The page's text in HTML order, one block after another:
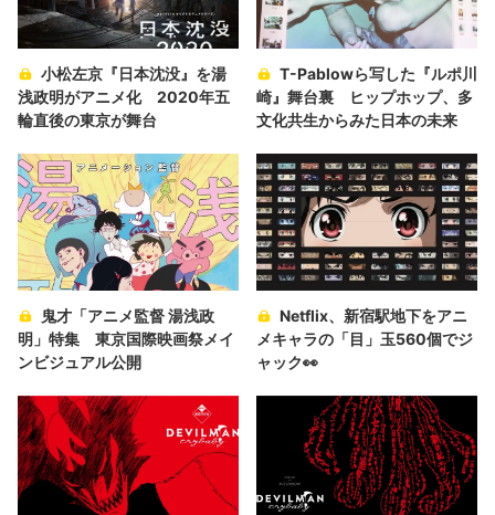
小松左京『日本沈没』を湯
浅政明がアニメ化 2020年五
輪直後の東京が舞台
T-Pablowら写した『ルポ川
崎』舞台裏 ヒップホップ、多
文化共生からみた日本の未来
鬼才「アニメ監督 湯浅政
明」特集 東京国際映画祭メイ
ンビジュアル公開
Netflix、新宿駅地下をアニ
メキャラの「目」玉560個でジ
ャック👀